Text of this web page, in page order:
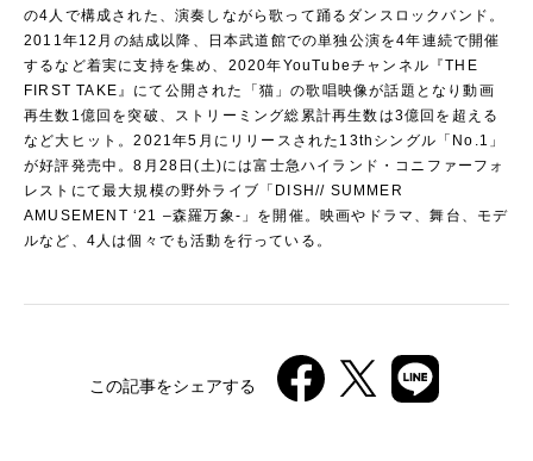
の4人で構成された、演奏しながら歌って踊るダンスロックバンド。
2011年12月の結成以降、日本武道館での単独公演を4年連続で開催
するなど着実に支持を集め、2020年YouTubeチャンネル『THE
FIRST TAKE』にて公開された「猫」の歌唱映像が話題となり動画
再生数1億回を突破、ストリーミング総累計再生数は3億回を超える
など大ヒット。2021年5月にリリースされた13thシングル「No.1」
が好評発売中。8月28日(土)には富士急ハイランド・コニファーフォ
レストにて最大規模の野外ライブ「DISH// SUMMER
AMUSEMENT ‘21 –森羅万象-」を開催。映画やドラマ、舞台、モデ
ルなど、4人は個々でも活動を行っている。
この記事をシェアする